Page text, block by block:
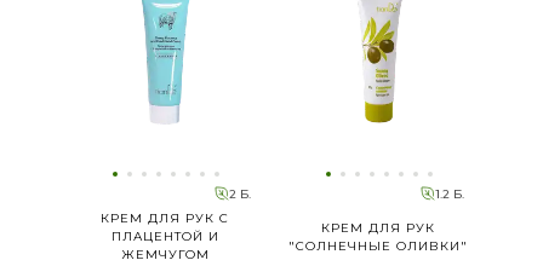
2 Б.
КРЕМ ДЛЯ РУК С
ПЛАЦЕНТОЙ И
ЖЕМЧУГОМ
1.2 Б.
КРЕМ ДЛЯ РУК
"СОЛНЕЧНЫЕ ОЛИВКИ"